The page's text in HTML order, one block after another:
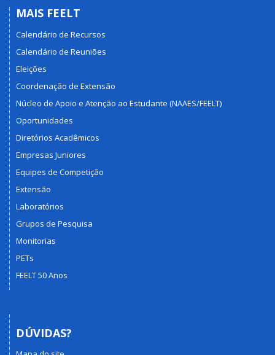
MAIS FEELT
Calendário de Recursos
Calendário de Reuniões
Eleições
Coordenação de Extensão
Núcleo de Apoio e Atenção ao Estudante (NAAES/FEELT)
Oportunidades
Diretórios Acadêmicos
Empresas Juniores
Equipes de Competição
Extensão
Laboratórios
Grupos de Pesquisa
Monitorias
PETs
FEELT 50 Anos
DÚVIDAS?